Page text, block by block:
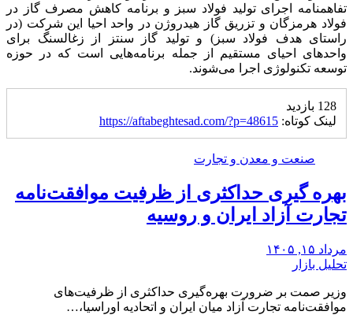
تفاهمنامه اجرای تولید فولاد سبز و برنامه کاهش مصرف گاز در
فولاد هرمزگان و تزریق گاز هیدروژن در واحد احیا این شرکت (در
راستای هدف فولاد سبز) و تولید گاز سنتز از زغالسنگ برای
واحد‌های احیای مستقیم از جمله برنامه‌هایی است که در حوزه
توسعه تکنولوژی اجرا می‌شوند.
128 بازدید
لینک کوتاه: https://aftabeghtesad.com/?p=48615
صنعت و معدن و تجارت
بهره گیری حداکثری از ظرفیت موافقت‌نامه
تجارت آزاد ایران و روسیه
مرداد ۱۵, ۱۴۰۵
تحلیل بازار
وزیر صمت بر ضرورت بهره‌گیری حداکثری از ظرفیت‌های
موافقت‌نامه تجارت آزاد میان ایران و اتحادیه اوراسیا،…